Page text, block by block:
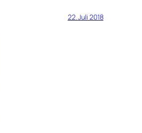
22. Juli 2018